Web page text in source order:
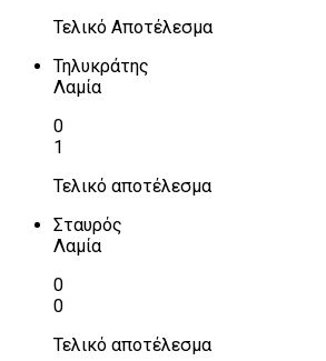
Τελικό Αποτέλεσμα
Τηλυκράτης
Λαμία
0
1
Τελικό αποτέλεσμα
Σταυρός
Λαμία
0
0
Τελικό αποτέλεσμα